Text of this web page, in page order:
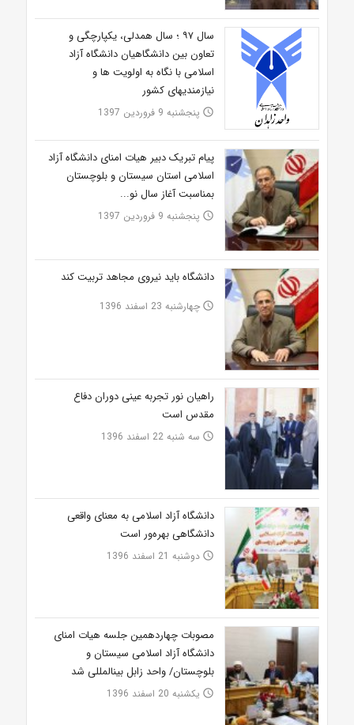
سال ٩٧ ؛ سال همدلی، یکپارچگی و
تعاون بین دانشگاهیان دانشگاه آزاد
اسلامی با نگاه به اولویت ها و
نیازمندیهای کشور
access_time پنجشنبه 9 فروردین 1397
پیام تبریک دبیر هیات امنای دانشگاه آزاد
اسلامی استان سیستان و بلوچستان
بمناسبت آغاز سال نو...
access_time پنجشنبه 9 فروردین 1397
دانشگاه باید نیروی مجاهد تربیت کند
access_time چهارشنبه 23 اسفند 1396
راهیان نور تجربه عینی دوران دفاع
مقدس است
access_time سه شنبه 22 اسفند 1396
دانشگاه آزاد اسلامی به معنای واقعی
دانشگاهی بهره‌ور است
access_time دوشنبه 21 اسفند 1396
مصوبات چهاردهمین جلسه هیات امنای
دانشگاه آزاد اسلامی سیستان و
بلوچستان/ واحد زابل بین‎المللی شد
access_time یکشنبه 20 اسفند 1396